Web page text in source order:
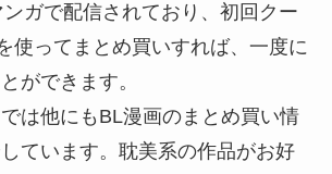
ガで配信されており、初回クー
使ってまとめ買いすれば、一度に
ができます。
は他にもBL漫画のまとめ買い情
ています。耽美系の作品がお好